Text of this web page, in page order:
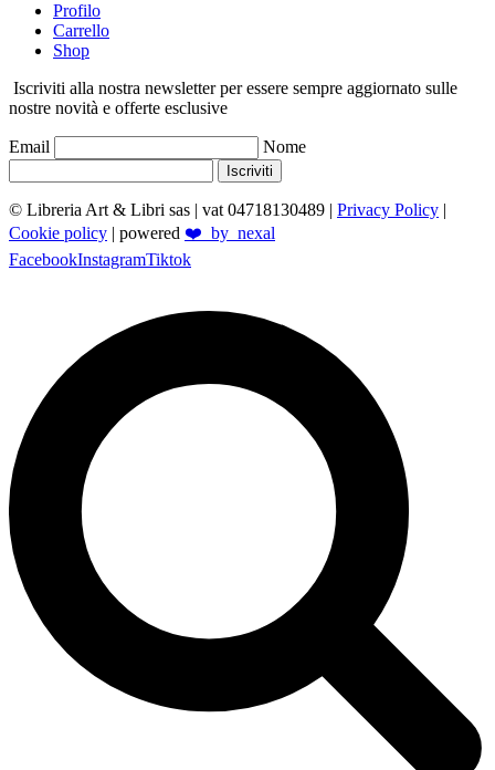
Profilo
Carrello
Shop
Iscriviti alla nostra newsletter per essere sempre aggiornato sulle
nostre novità e offerte esclusive
Email Nome
Iscriviti
© Libreria Art & Libri sas | vat 04718130489 | Privacy Policy |
Cookie policy | powered ❤️_by_nexal
FacebookInstagramTiktok